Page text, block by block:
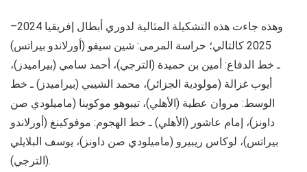
وهذه جاءت هذه التشكيلة المثالية لدوري أبطال إفريقيا 2024–
2025 كالتالي؛ حراسة المرمى: شين سيفو (أورلاندو بيراتس)
ـ خط الدفاع: أمين بن حميدة (الترجي)، أحمد سامي (بيراميدز)،
أيوب غزالة (مولودية الجزائر)، محمد الشيبي (بيراميدز) ـ خط
الوسط: مروان عطية (الأهلي)، تيبوهو موكوينا (ماميلودي صن
داونز)، إمام عاشور (الأهلي) ـ خط الهجوم: موفوكينغ (أورلاندو
بيراتس)، لوكاس ريبيرو (ماميلودي صن داونز)، يوسف البلايلي
(الترجي).